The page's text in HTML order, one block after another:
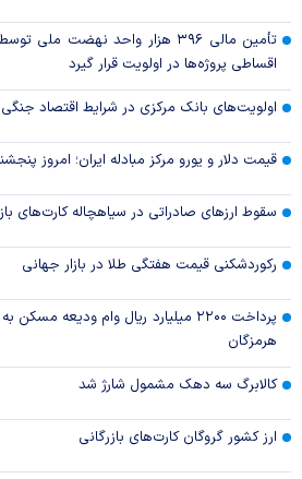
تأمین مالی ۳۹۶ هزار واحد نهضت
اقساطی پروژه‌ها در اولویت قرار گیرد
اولویت‌های بانک مرکزی در شرایط اقتصاد جنگی
قیمت دلار و یورو مرکز مبادله ایران؛ امروز پنجشنبه ۱۵ مرداد
سقوط ارزهای صادراتی در سیاهچاله کارت‌های
رکوردشکنی قیمت هفتگی طلا در بازار‌ جهانی
پرداخت ۲۲۰۰ میلیارد ریال وام ودیعه
هرمزگان
کالابرگ سه دهک مشمول شارژ شد
ارز کشور گروگان کارت‌های بازرگانی